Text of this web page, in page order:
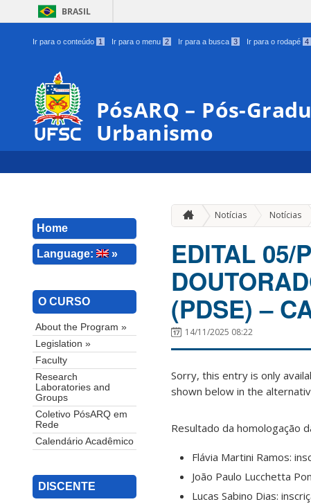
BRASIL
Ir para o conteúdo 1 Ir para o menu 2 Ir para a busca 3 Ir para o rodapé 4
PósARQ – Pós-
Urbanismo
Home
Language: »
O CURSO
About the Program »
Legislation »
Faculty
Research
Laboratories and
Groups
Coletivo PósARQ em
Rede
Calendário Acadêmico
DISCENTE
Notícias Notícias »
EDITAL 05/
(PDSE) –
14/11/2025 08:22
Sorry, this entry is only
shown below in the
Resultado da homologação
Flávia Martini Ramos:
João Paulo Lucchetta
Lucas Sabino Dias: